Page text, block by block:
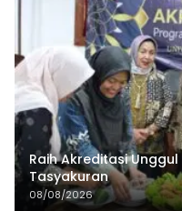
Raih Akreditasi Unggul
Tasyakuran
08/08/2026